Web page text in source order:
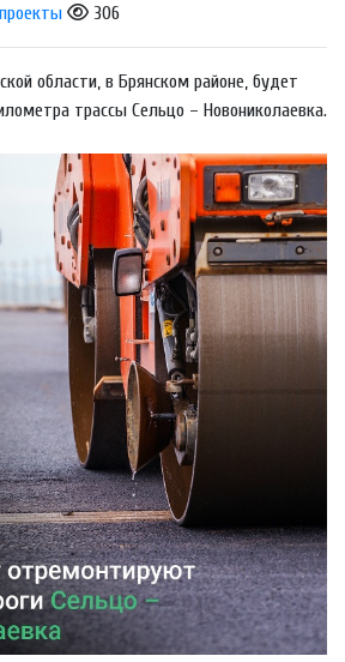
306
области, в Брянском районе, будет
трассы Сельцо – Новониколаевка.